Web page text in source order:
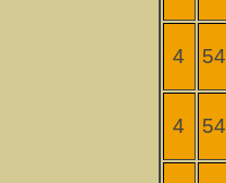
4 54
4 54